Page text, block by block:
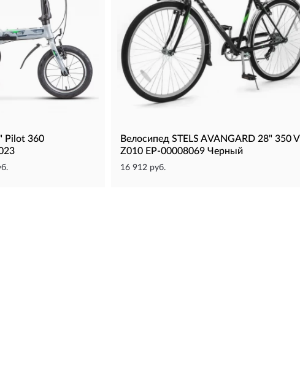
Pilot 360
Велосипед STELS AVANGARD 28" 350 V
Z010 EP-00008069 Черный
16 912 руб.